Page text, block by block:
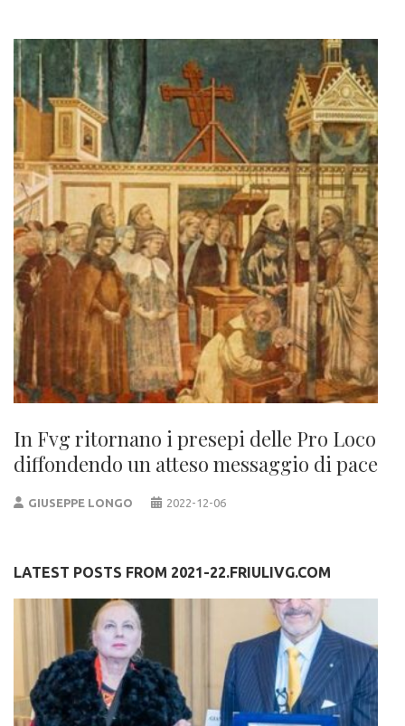
In Fvg ritornano i presepi delle Pro Loco
diffondendo un atteso messaggio di pace
GIUSEPPE LONGO 2022-12-06
LATEST POSTS FROM 2021-22.FRIULIVG.COM